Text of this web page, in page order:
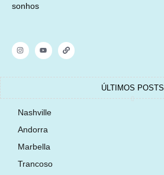
sonhos
ÚLTIMOS POSTS
Nashville
Andorra
Marbella
Trancoso